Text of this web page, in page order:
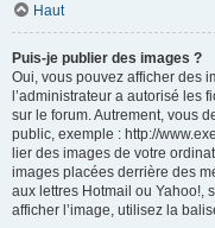
Haut
Puis-je publier des images ?
Oui, vous pouvez afficher des
l’administrateur a autorisé les
sur le forum. Autrement, vous
public, exemple : http://
lier des images de votre
images placées derrière des
aux lettres Hotmail ou Yahoo!,
afficher l’image, utilisez la